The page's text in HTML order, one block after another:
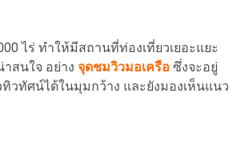
ไร่ ทำให้มีสถานที่ท่องเที่ยวเยอะแยะ
สนใจ อย่าง จุดชมวิวมอเครือ ซึ่งจะอยู่
วทัศน์ได้ในมุมกว้าง และยังมองเห็นแนว